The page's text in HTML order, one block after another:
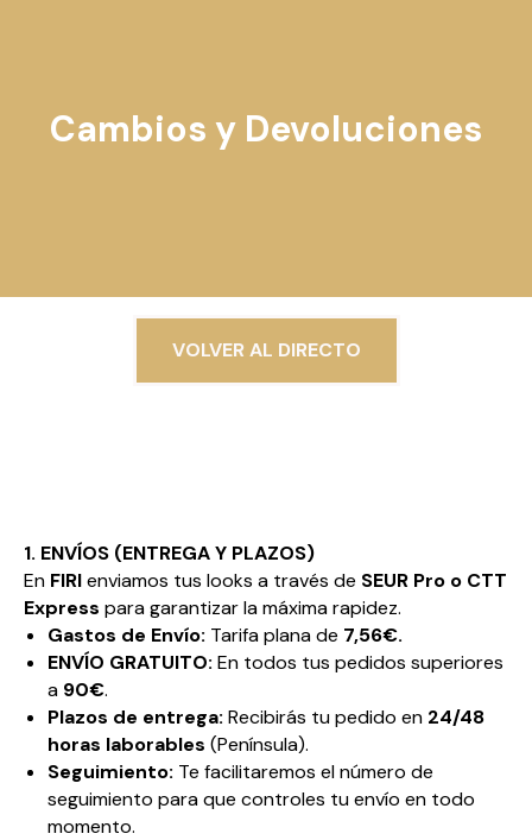
Cambios y Devoluciones
VOLVER AL DIRECTO
1. ENVÍOS (ENTREGA Y PLAZOS)
En FIRIenviamos tus looks a través de SEUR Pro o CTT
Express para garantizar la máxima rapidez.
Gastos de Envío: Tarifa plana de 7,56€.
ENVÍO GRATUITO: En todos tus pedidos superiores
a 90€.
Plazos de entrega: Recibirás tu pedido en 24/48
horas laborables (Península).
Seguimiento: Te facilitaremos el número de
seguimiento para que controles tu envío en todo
momento.